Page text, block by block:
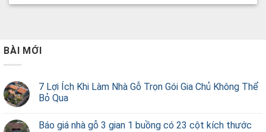
BÀI MỚI
7 Lợi Ích Khi Làm Nhà Gỗ Trọn Gói Gia Chủ Không Thể
Bỏ Qua
Báo giá nhà gỗ 3 gian 1 buồng có 23 cột kích thước